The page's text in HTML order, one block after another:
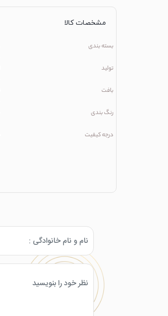
مشخصات کالا
بسته بندی
تولید
بافت
رنگ بندی
درجه کیفیت